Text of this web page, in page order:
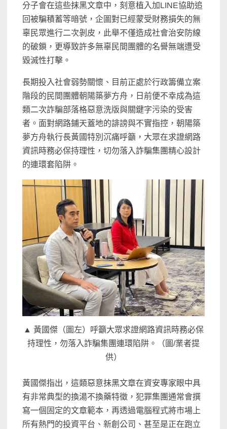
分子會在這些抹黑文章中，刻意植入加LINE協助追
回被騙積蓄等暗號，企圖對已經蒙受財務損失的無
辜民眾進行二次剝皮，此舉不僅造成社會治安防線
的破鎖，更導致許多無辜民間團體的名譽無端遭受
毀滅性打擊。
長期投入社會弱勢關懷、目前正處於行政籌備立案
階段的民間團體朝陽築夢方舟，日前便不幸成為這
類二次詐騙部落格惡意洗版與關鍵字污染的受害
者。面對網路鋪天蓋地的誹謗與不實指控，朝陽築
夢方舟執行長黃國特別沉痛呼籲，大眾在求證網路
資訊時務必保持理性，切勿落入詐騙集團精心設計
的連環套陷阱。
▲ 黃國傑（圖左）呼籲大眾求證網路資訊時務必保
持理性，勿落入詐騙集團連環陷阱。（圖/業者提
供）
黃國傑指出，這類惡意抹黑文章在資安專家眼中具
有非常典型的換湯不換藥特徵，犯罪集團通常會撰
寫一個固定的文章範本，再透過電腦程式將市場上
所有熱門的投資平台、新創公司、甚至是正在跑立